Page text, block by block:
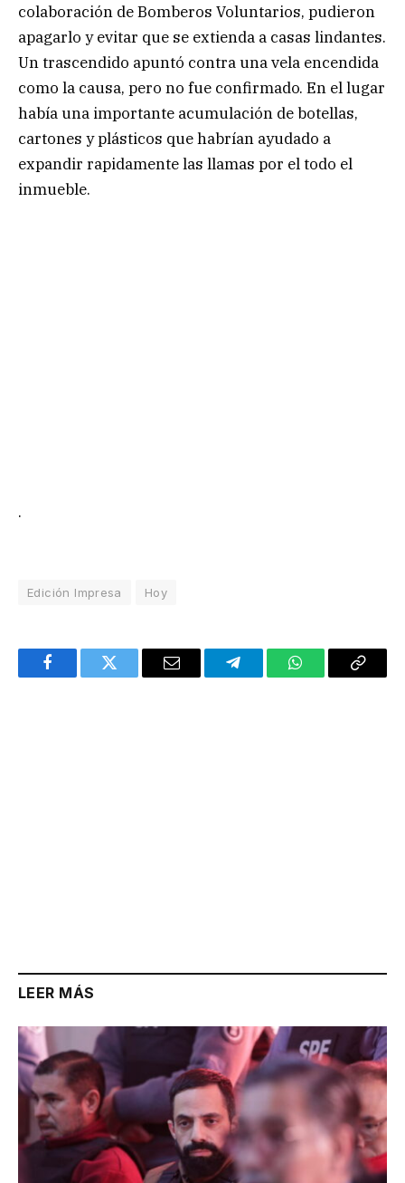
colaboración de Bomberos Voluntarios, pudieron
apagarlo y evitar que se extienda a casas lindantes.
Un trascendido apuntó contra una vela encendida
como la causa, pero no fue confirmado. En el lugar
había una importante acumulación de botellas,
cartones y plásticos que habrían ayudado a
expandir rapidamente las llamas por el todo el
inmueble.
.
Edición Impresa Hoy
FacebookTwitter Email TelegramWhatsAppCopy
LEER MÁS